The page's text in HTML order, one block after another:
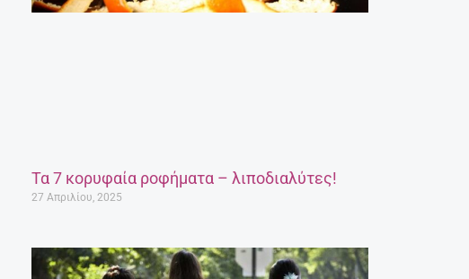
Τα 7 κορυφαία ροφήματα – λιποδιαλύτες!
27 Απριλίου, 2025